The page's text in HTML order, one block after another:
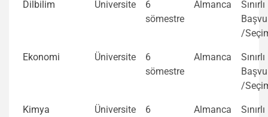
Dilbilim Üniversite
6
sömestre
Almanca
Sınırlı
/
Ekonomi Üniversite
6
sömestre
Almanca
Sınırlı
/
Kimya Üniversite
6
Almanca
Sınırlı